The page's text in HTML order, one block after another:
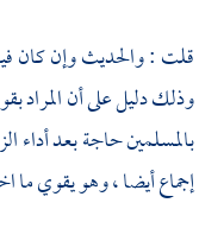
قلت : والحديث وإن كان
وذلك دليل على أن المراد
بالمسلمين حاجة بعد أداء
إجماع أيضا ، وهو يقوي ما